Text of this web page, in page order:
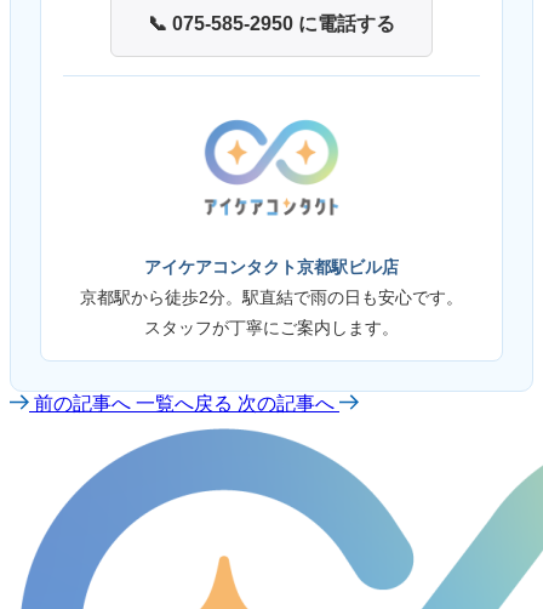
📞 075-585-2950 に電話する
アイケアコンタクト京都駅ビル店
京都駅から徒歩2分。駅直結で雨の日も安心です。
スタッフが丁寧にご案内します。
前の記事へ 一覧へ戻る 次の記事へ